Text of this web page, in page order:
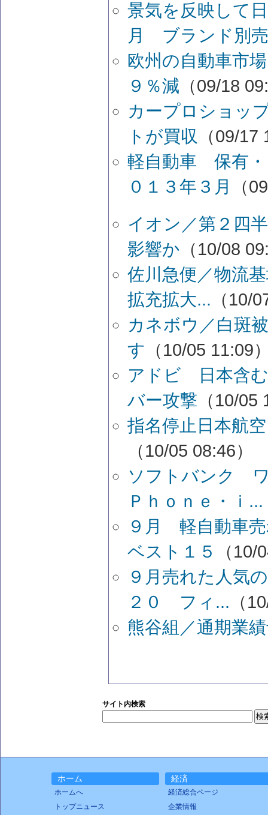
景気を反映して
月 ブランド別
欧州の自動車市
９％減 （09/18
カープロショッ
トが買収
（09/
軽自動車 保有
０１３年３月
（
イオン／第２四
影響か （10/08
佐川急便／物流
拡充拡大... （10/
カネボウ／白斑
す （10/05 11:09
アドビ 日本含
バー攻撃 （10/05
指名停止日本航
（10/05 08:46）
ソフトバンク
Ｐｈｏｎｅ・ｉ...
９月 軽自動車
ベスト１５
（10/
９月売れた人気
２０ フィ... （
熊谷組／通期業
サイト内検索
ホーム
ホームへ
トップニュース
経済
経済総合ページ
企業情報